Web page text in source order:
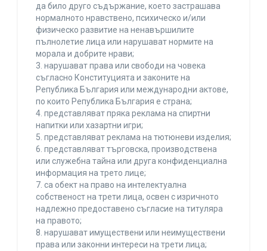
да било друго съдържание, което застрашава
нормалното нравствено, психическо и/или
физическо развитие на ненавършилите
пълнолетие лица или нарушават нормите на
морала и добрите нрави;
3. нарушават права или свободи на човека
съгласно Конституцията и законите на
Република България или международни актове,
по които Република България е страна;
4. представляват пряка реклама на спиртни
напитки или хазартни игри;
5. представляват реклама на тютюневи изделия;
6. представляват търговска, производствена
или служебна тайна или друга конфиденциална
информация на трето лице;
7. са обект на право на интелектуална
собственост на трети лица, освен с изричното
надлежно предоставено съгласие на титуляра
на правото;
8. нарушават имуществени или неимуществени
права или законни интереси на трети лица;